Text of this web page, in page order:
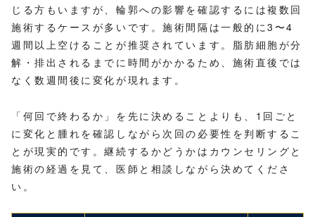
じる方もいますが、輪郭への影響を確認するには複数回
施術するケースが多いです。施術間隔は一般的に3〜4
週間以上空けることが推奨されています。脂肪細胞が分
解・排出されるまでに時間がかかるため、施術直後では
なく数週間後に変化が現れます。
「何回で終わるか」を先に決めることよりも、1回ごと
に変化と腫れを確認しながら次回の必要性を判断するこ
とが現実的です。継続するかどうかはカウンセリングと
施術の経過を見て、医師と相談しながら決めてくださ
い。